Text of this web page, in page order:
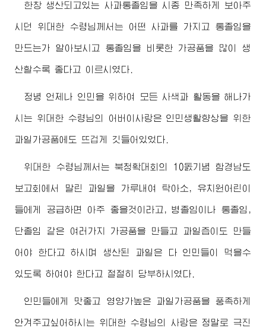
한창 생산되고있는 사과통졸임을 시종 만족하게 보아주
시던 위대한 수령님께서 는 어떤 사과를 가지고 통졸임을
만드는가 알아보시고 통졸임을 비롯한 가공품을 많이 생
산할수록 좋다고 이르시였다.
정녕 언제나 인민을 위하여 모든 사색과 활동을 해나가
시는 위대한 수령님의 어버이 사랑은 인민생활향상을 위한
과일가공품에도 뜨겁게 깃들어있었다.
위대한 수령님께서 는 북청확대회의 10돐기념 함경남도
보고회에서 말린 과일을 가루내여 탁아소, 유치원어린이
들에게 공급하면 아주 좋을것이라고, 병졸임이나 통졸임,
단졸임 같은 여러가지 가공품을 만들고 과일즙이도 만들
어야 한다고 하시며 생산된 과일은 다 인민들이 먹을수
있도록 하여야 한다고 절절히 당부하시였다.
인민들에게 맛좋고 영양가높은 과일가공품을 풍족하게
안겨주고싶어하시는 위대한 수령님의 사랑은 정말로 극진